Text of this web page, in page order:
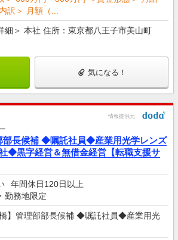
訳＞ 月額（...
細＞ 本社 住所：東京都八王子市美山町
気になる！
情報提供元
部長候補 ◆嘱託社員◆産業用光学レンズ
◆黒字経営＆無借金経営【転職支援サ
年間休日120日以上
勤務地限定
橋】管理部部長候補 ◆嘱託社員◆産業用光